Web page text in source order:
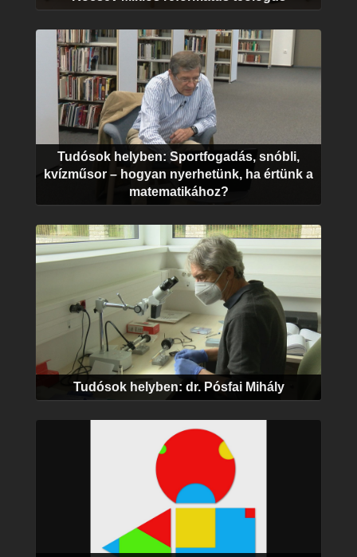
Tudósok helyben: Sportfogadás, snóbli,
kvízműsor – hogyan nyerhetünk, ha értünk a
matematikához?
Tudósok helyben: dr. Pósfai Mihály